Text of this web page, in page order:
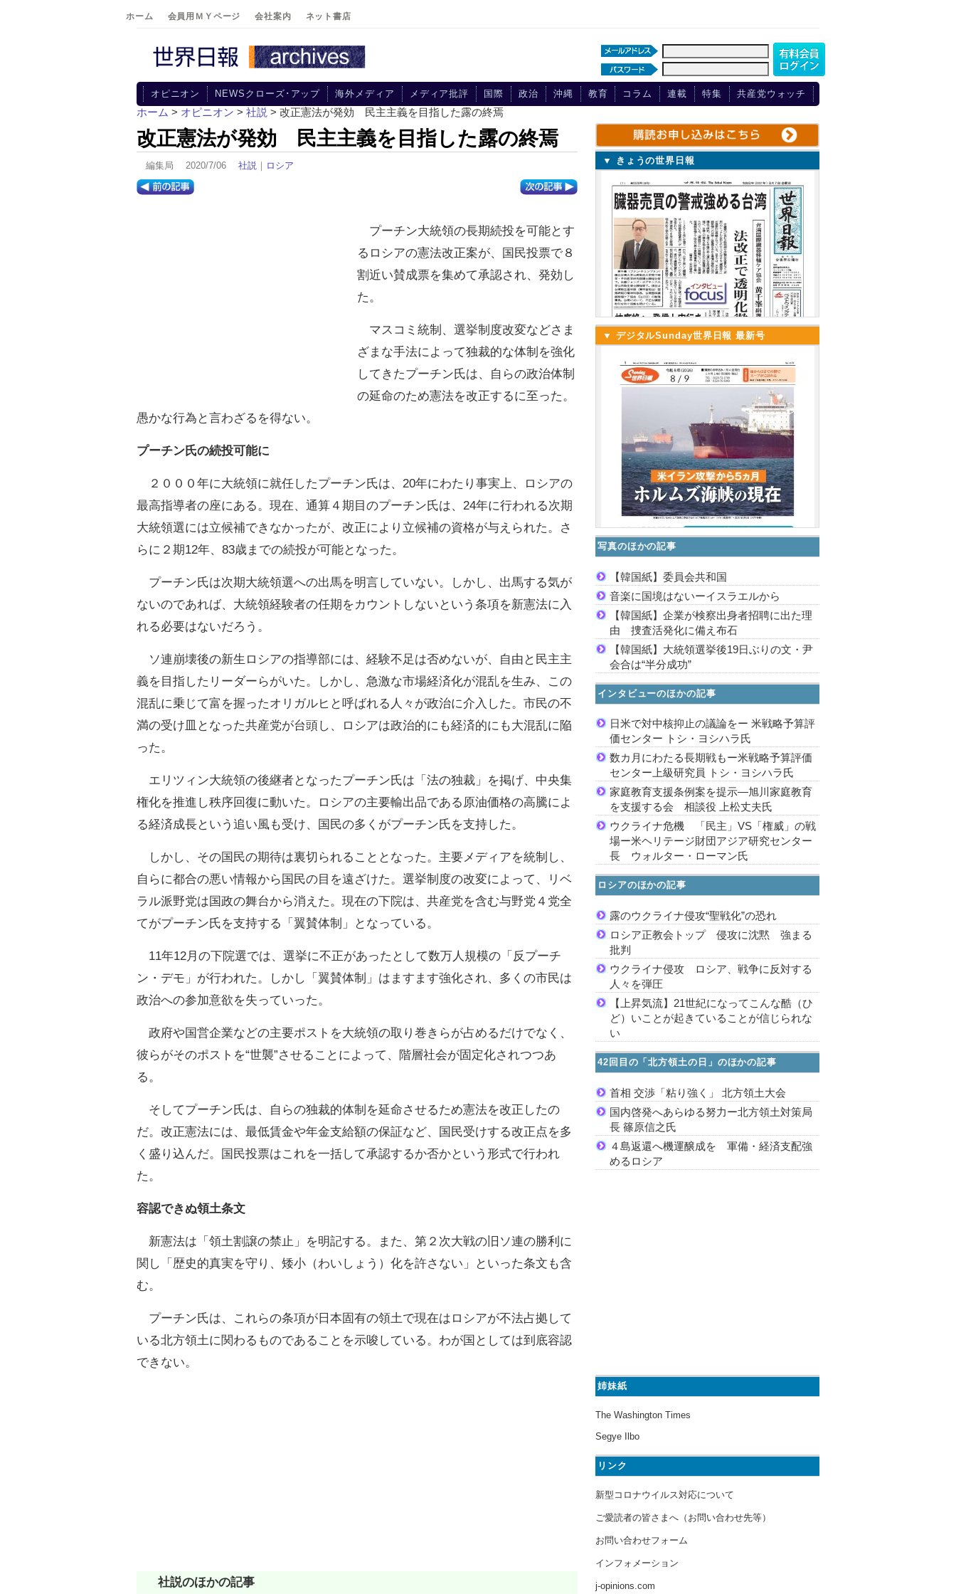
ホーム 会員用ＭＹページ 会社案内 ネット書店
オピニオン NEWSクローズ･アップ 海外メディア メディア批評 国際 政治 沖縄 教育 コラム 連載 特集 共産党ウォッチ
ホーム > オピニオン > 社説 > 改正憲法が発効 民主主義を目指した露の終焉
改正憲法が発効 民主主義を目指した露の終焉
編集局 2020/7/06 社説 ｜ ロシア
プーチン大統領の長期続投を可能とす
るロシアの憲法改正案が、国民投票で８
割近い賛成票を集めて承認され、発効し
た。
マスコミ統制、選挙制度改変などさま
ざまな手法によって独裁的な体制を強化
してきたプーチン氏は、自らの政治体制
の延命のため憲法を改正するに至った。
愚かな行為と言わざるを得ない。
プーチン氏の続投可能に
２０００年に大統領に就任したプーチン氏は、20年にわたり事実上、ロシアの
最高指導者の座にある。現在、通算４期目のプーチン氏は、24年に行われる次期
大統領選には立候補できなかったが、改正により立候補の資格が与えられた。さ
らに２期12年、83歳までの続投が可能となった。
プーチン氏は次期大統領選への出馬を明言していない。しかし、出馬する気が
ないのであれば、大統領経験者の任期をカウントしないという条項を新憲法に入
れる必要はないだろう。
ソ連崩壊後の新生ロシアの指導部には、経験不足は否めないが、自由と民主主
義を目指したリーダーらがいた。しかし、急激な市場経済化が混乱を生み、この
混乱に乗じて富を握ったオリガルヒと呼ばれる人々が政治に介入した。市民の不
満の受け皿となった共産党が台頭し、ロシアは政治的にも経済的にも大混乱に陥
った。
エリツィン大統領の後継者となったプーチン氏は「法の独裁」を掲げ、中央集
権化を推進し秩序回復に動いた。ロシアの主要輸出品である原油価格の高騰によ
る経済成長という追い風も受け、国民の多くがプーチン氏を支持した。
しかし、その国民の期待は裏切られることとなった。主要メディアを統制し、
自らに都合の悪い情報から国民の目を遠ざけた。選挙制度の改変によって、リベ
ラル派野党は国政の舞台から消えた。現在の下院は、共産党を含む与野党４党全
てがプーチン氏を支持する「翼賛体制」となっている。
11年12月の下院選では、選挙に不正があったとして数万人規模の「反プーチ
ン・デモ」が行われた。しかし「翼賛体制」はますます強化され、多くの市民は
政治への参加意欲を失っていった。
政府や国営企業などの主要ポストを大統領の取り巻きらが占めるだけでなく、
彼らがそのポストを“世襲”させることによって、階層社会が固定化されつつあ
る。
そしてプーチン氏は、自らの独裁的体制を延命させるため憲法を改正したの
だ。改正憲法には、最低賃金や年金支給額の保証など、国民受けする改正点を多
く盛り込んだ。国民投票はこれを一括して承認するか否かという形式で行われ
た。
容認できぬ領土条文
新憲法は「領土割譲の禁止」を明記する。また、第２次大戦の旧ソ連の勝利に
関し「歴史的真実を守り、矮小（わいしょう）化を許さない」といった条文も含
む。
プーチン氏は、これらの条項が日本固有の領土で現在はロシアが不法占拠して
いる北方領土に関わるものであることを示唆している。わが国としては到底容認
できない。
社説のほかの記事
▼ きょうの世界日報
▼ デジタルSunday世界日報 最新号
写真のほかの記事
【韓国紙】委員会共和国
音楽に国境はないーイスラエルから
【韓国紙】企業が検察出身者招聘に出た理
由 捜査活発化に備え布石
【韓国紙】大統領選挙後19日ぶりの文・尹
会合は“半分成功”
インタビューのほかの記事
日米で対中核抑止の議論をー 米戦略予算評
価センター トシ・ヨシハラ氏
数カ月にわたる長期戦もー米戦略予算評価
センター上級研究員 トシ・ヨシハラ氏
家庭教育支援条例案を提示―旭川家庭教育
を支援する会 相談役 上松丈夫氏
ウクライナ危機 「民主」VS「権威」の戦
場ー米ヘリテージ財団アジア研究センター
長 ウォルター・ローマン氏
ロシアのほかの記事
露のウクライナ侵攻“聖戦化”の恐れ
ロシア正教会トップ 侵攻に沈黙 強まる
批判
ウクライナ侵攻 ロシア、戦争に反対する
人々を弾圧
【上昇気流】21世紀になってこんな酷（ひ
ど）いことが起きていることが信じられな
い
42回目の「北方領土の日」のほかの記事
首相 交渉「粘り強く」 北方領土大会
国内啓発へあらゆる努力ー北方領土対策局
長 篠原信之氏
４島返還へ機運醸成を 軍備・経済支配強
めるロシア
姉妹紙
The Washington Times
Segye Ilbo
リンク
新型コロナウイルス対応について
ご愛読者の皆さまへ（お問い合わせ先等）
お問い合わせフォーム
インフォメーション
j-opinions.com